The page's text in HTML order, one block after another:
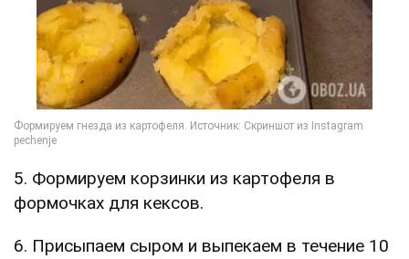
5. Формируем корзинки из картофеля в
формочках для кексов.
6. Присыпаем сыром и выпекаем в течение 10